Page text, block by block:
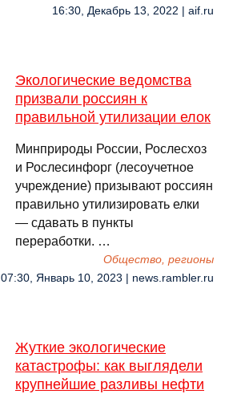
16:30, Декабрь 13, 2022 | aif.ru
Экологические ведомства
призвали россиян к
правильной утилизации елок
Минприроды России, Рослесхоз
и Рослесинфорг (лесоучетное
учреждение) призывают россиян
правильно утилизировать елки
— сдавать в пункты
переработки. …
Общество, регионы
07:30, Январь 10, 2023 | news.rambler.ru
Жуткие экологические
катастрофы: как выглядели
крупнейшие разливы нефти